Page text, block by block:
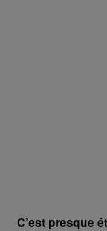
C’est presque